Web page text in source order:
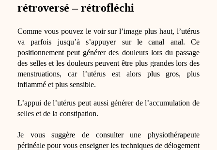
rétroversé – rétrofléchi
Comme vous pouvez le voir sur l’image plus haut, l’utérus
va parfois jusqu’à s’appuyer sur le canal anal. Ce
positionnement peut générer des douleurs lors du passage
des selles et les douleurs peuvent être plus grandes lors des
menstruations, car l’utérus est alors plus gros, plus
inflammé et plus sensible.
L’appui de l’utérus peut aussi générer de l’accumulation de
selles et de la constipation.
Je vous suggère de consulter une physiothérapeute
périnéale pour vous enseigner les techniques de délogement